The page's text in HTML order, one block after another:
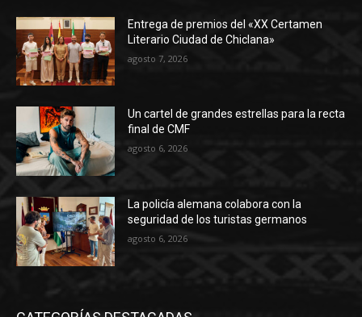
Entrega de premios del «XX Certamen
Literario Ciudad de Chiclana»
agosto 7, 2026
Un cartel de grandes estrellas para la recta
final de CMF
agosto 6, 2026
La policía alemana colabora con la
seguridad de los turistas germanos
agosto 6, 2026